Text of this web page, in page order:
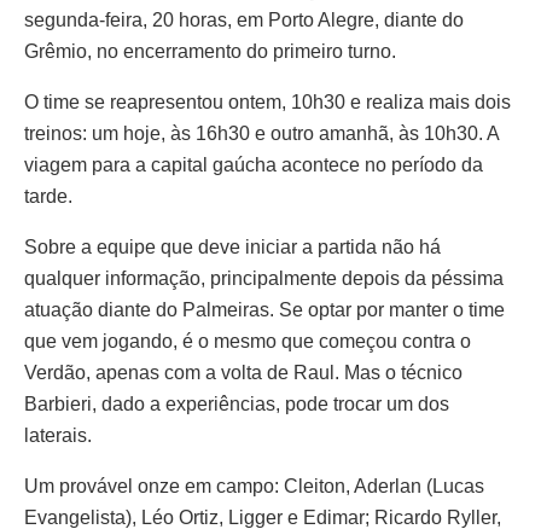
segunda-feira, 20 horas, em Porto Alegre, diante do
Grêmio, no encerramento do primeiro turno.
O time se reapresentou ontem, 10h30 e realiza mais dois
treinos: um hoje, às 16h30 e outro amanhã, às 10h30. A
viagem para a capital gaúcha acontece no período da
tarde.
Sobre a equipe que deve iniciar a partida não há
qualquer informação, principalmente depois da péssima
atuação diante do Palmeiras. Se optar por manter o time
que vem jogando, é o mesmo que começou contra o
Verdão, apenas com a volta de Raul. Mas o técnico
Barbieri, dado a experiências, pode trocar um dos
laterais.
Um provável onze em campo: Cleiton, Aderlan (Lucas
Evangelista), Léo Ortiz, Ligger e Edimar; Ricardo Ryller,